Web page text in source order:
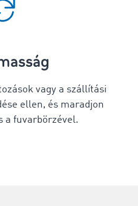
vagy a szállítási
ellen, és maradjon
a fuvarbörzével.